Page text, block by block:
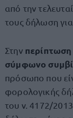
από την
τους δήλωση
Στην
σύμφωνο
πρόσωπο που
φορολογικής
του ν. 4172/